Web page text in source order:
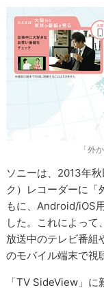
「外
ソニーは、2013年
ク）レコーダーに「
もに、Android/iOS
した。これによって
放送中のテレビ番組
のモバイル端末で視
「TV SideView」